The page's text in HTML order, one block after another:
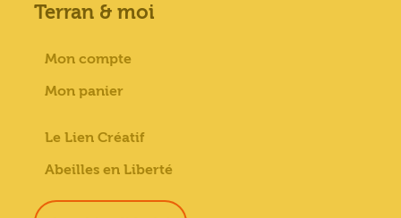
Terran & moi
Mon compte
Mon panier
Le Lien Créatif
Abeilles en Liberté